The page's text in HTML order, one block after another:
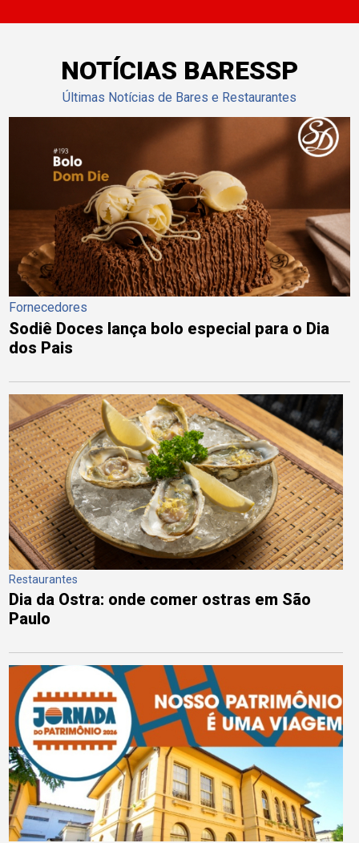
NOTÍCIAS BARESSP
Últimas Notícias de Bares e Restaurantes
Fornecedores
Sodiê Doces lança bolo especial para o Dia
dos Pais
Restaurantes
Dia da Ostra: onde comer ostras em São
Paulo